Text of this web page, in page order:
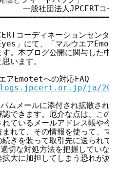
一般社団法人JPCERTコーディネ
コーディネーションセンター
」にて、「マルウエアEmotet
。本ブログ公開に関与した中で、
います。
Emotetへの対応FAQ
ja/2019/12/
ムメールに添付され拡散されるタイ
認できます。厄介な点は、この
ているメールアドレス帳や今まで
れて、その情報を使って、マルウ
続きを装って取引先に送られてしま
切な対処方法を把握していない人は
大に加担してしまう恐れがあります